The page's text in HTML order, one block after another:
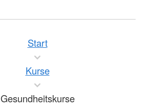
Start
Kurse
Gesundheitskurse